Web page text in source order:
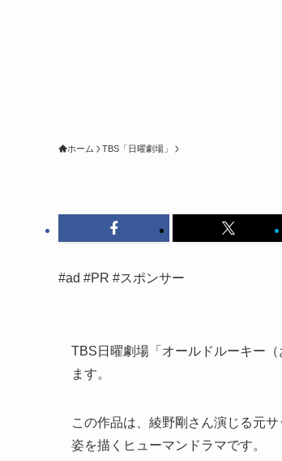
ホーム TBS「日曜劇場」
#ad #PR #スポンサー
TBS日曜劇場「オールドルーキー
ます。
この作品は、綾野剛さん演じる元
姿を描くヒューマンドラマです。